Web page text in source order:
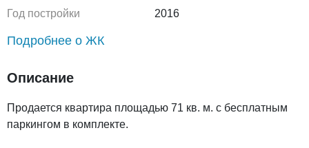
Год постройки
2016
Подробнее о ЖК
Описание
Продается квартира площадью 71 кв. м. с бесплатным
паркингом в комплекте.